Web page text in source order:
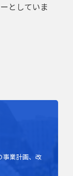
としていま
事業計画、改